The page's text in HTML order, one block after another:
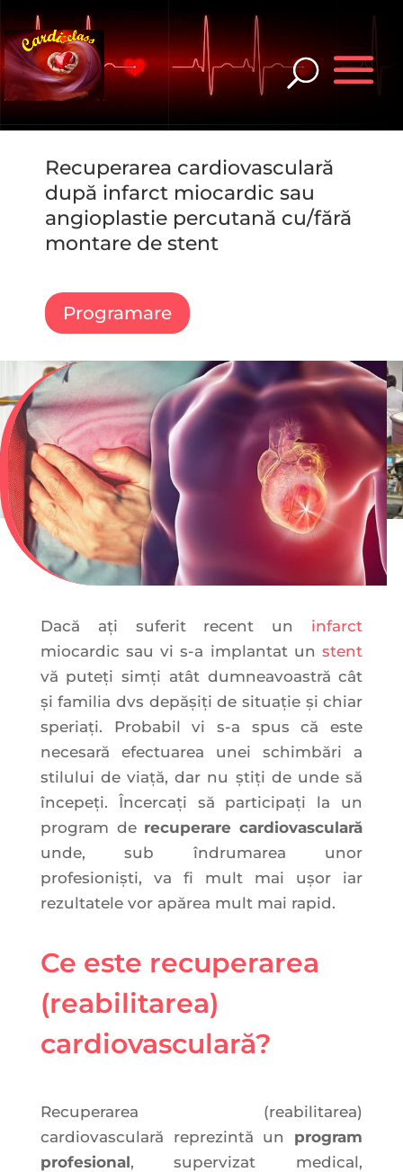
Recuperarea cardiovasculară
după infarct miocardic sau
angioplastie percutană cu/fără
montare de stent
Programare
Dacă ați suferit recent un infarct
miocardic sau vi s-a implantat unstent
vă puteți simți atât dumneavoastră cât
și familia dvs depășiți de situație și chiar
speriați. Probabil vi s-a spus că este
necesară efectuarea unei schimbări a
stilului de viață, dar nu știți de unde să
începeți. Încercați să participați la un
program de recuperare cardiovasculară
unde, sub îndrumarea unor
profesioniști, va fi mult mai ușor iar
rezultatele vor apărea mult mai rapid.
Ce este recuperarea
(reabilitarea)
cardiovasculară?
Recuperarea (reabilitarea)
cardiovasculară reprezintă un program
profesional, supervizat medical,